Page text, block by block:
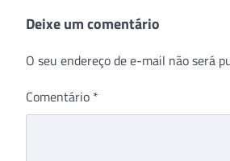
Deixe um comentário
O seu endereço de e-mail não será
Comentário *